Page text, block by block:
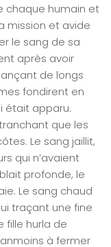
chaque humain et
mission et avide
le sang de sa
après avoir
de longs
fondirent en
était apparu.
que les
Le sang jaillit,
qui n’avaient
profonde, le
Le sang chaud
traçant une fine
fille hurla de
à fermer